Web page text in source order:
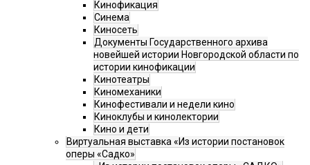
Кинофикация
Синема
Киносеть
Документы Государственного архива
новейшей истории Новгородской области по
истории кинофикации
Кинотеатры
Киномеханики
Кинофестивали и недели кино
Киноклубы и кинолектории
Кино и дети
Виртуальная выставка «Из истории постановок
оперы «Садко»